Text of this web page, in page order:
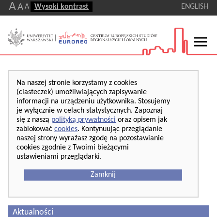
AA A Wysoki kontrast ENGLISH
Na naszej stronie korzystamy z cookies
(ciasteczek) umożliwiających zapisywanie
informacji na urządzeniu użytkownika. Stosujemy
je wyłącznie w celach statystycznych. Zapoznaj
się z naszą polityką prywatności oraz opisem jak
zablokować cookies. Kontynuując przeglądanie
naszej strony wyrażasz zgodę na pozostawianie
cookies zgodnie z Twoimi bieżącymi
ustawieniami przeglądarki.
Zamknij
Aktualności